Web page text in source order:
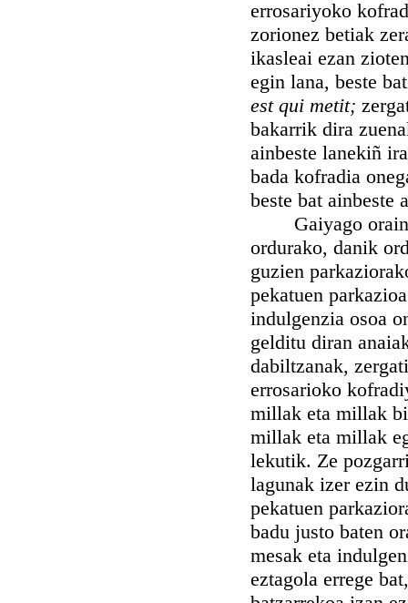
errosariyoko
zorionez betiak
ikasleai ezan
egin lana, beste
est qui metit;
bakarrik dira
ainbeste lanekiñ
bada kofradia
beste bat ainbeste
Gaiyago
ordurako, danik
guzien
pekatuen
indulgenzia osoa
gelditu diran
dabiltzanak,
errosarioko
millak eta millak
millak eta millak
lekutik. Ze
lagunak izer ezin
pekatuen
badu justo baten
mesak eta
eztagola errege